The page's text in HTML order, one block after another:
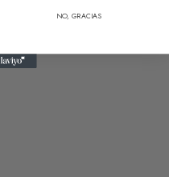
NO, GRACIAS